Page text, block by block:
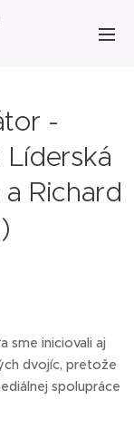
-
Richard
sme iniciovali aj
dvojíc, pretože
spolupráce